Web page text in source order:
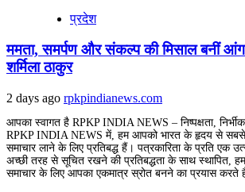
प्रदेश
ममता, समर्पण और संकल्प की मिसाल बनीं
शर्मिला ठाकुर
2 days ago rpkpindianews.com
आपका स्वागत है RPKP INDIA NEWS – निष्पक्षता,
RPKP INDIA NEWS में, हम आपको भारत के हृदय से सबसे
समाचार लाने के लिए प्रतिबद्ध हैं। पत्रकारिता के प्रति एक
अच्छी तरह से सूचित रखने की प्रतिबद्धता के साथ स्थापित,
समाचार के लिए आपका एकमात्र स्रोत बनने का प्रयास करते